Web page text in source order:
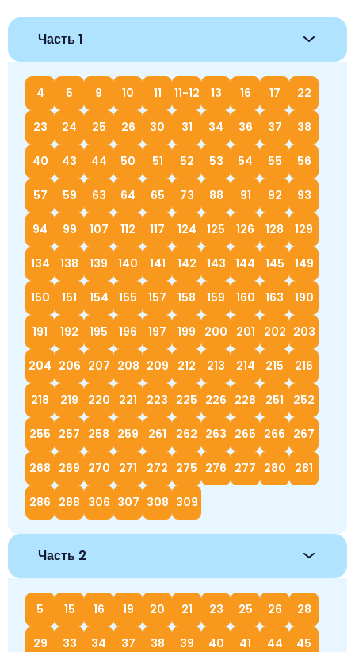
Часть 1
4 5 9 10 11 11-12 13 16 17 22
23 24 25 26 30 31 34 36 37 38
40 43 44 50 51 52 53 54 55 56
57 59 63 64 65 73 88 91 92 93
94 99 107 112 117 124 125 126 128 129
134 138 139 140 141 142 143 144 145 149
150 151 154 155 157 158 159 160 163 190
191 192 195 196 197 199 200 201 202 203
204 206 207 208 209 212 213 214 215 216
218 219 220 221 223 225 226 228 251 252
255 257 258 259 261 262 263 265 266 267
268 269 270 271 272 275 276 277 280 281
286 288 306 307 308 309
Часть 2
5 15 16 19 20 21 23 25 26 28
29 33 34 37 38 39 40 41 44 45